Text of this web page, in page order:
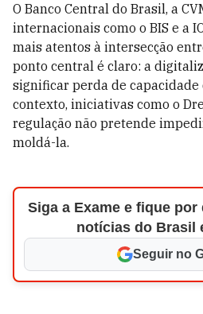
O Banco Central do Brasil, a
internacionais como o BIS e a
mais atentos à intersecção
ponto central é claro: a
significar perda de capacidade
contexto, iniciativas como o
regulação não pretende
moldá-la.
Siga a Exame e fique
notícias do Brasil
Seguir no